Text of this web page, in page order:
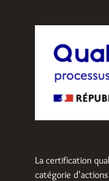
La certification
catégorie